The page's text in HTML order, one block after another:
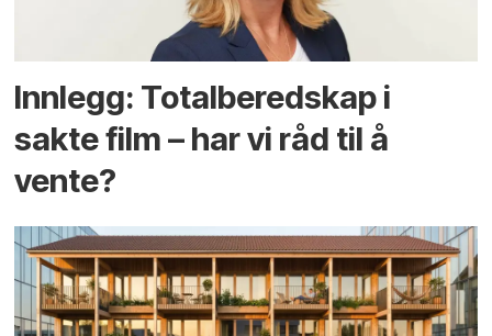
Innlegg: Totalberedskap i
sakte film – har vi råd til å
vente?